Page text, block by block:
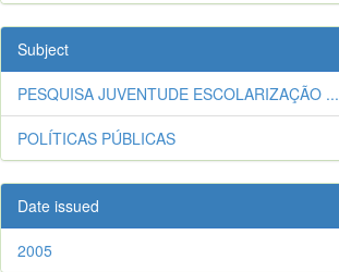
Subject
PESQUISA JUVENTUDE ESCOLARIZAÇÃO ...
POLÍTICAS PÚBLICAS
Date issued
2005